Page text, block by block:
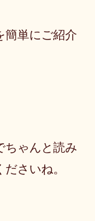
簡単にご紹介
ちゃんと読み
さいね。